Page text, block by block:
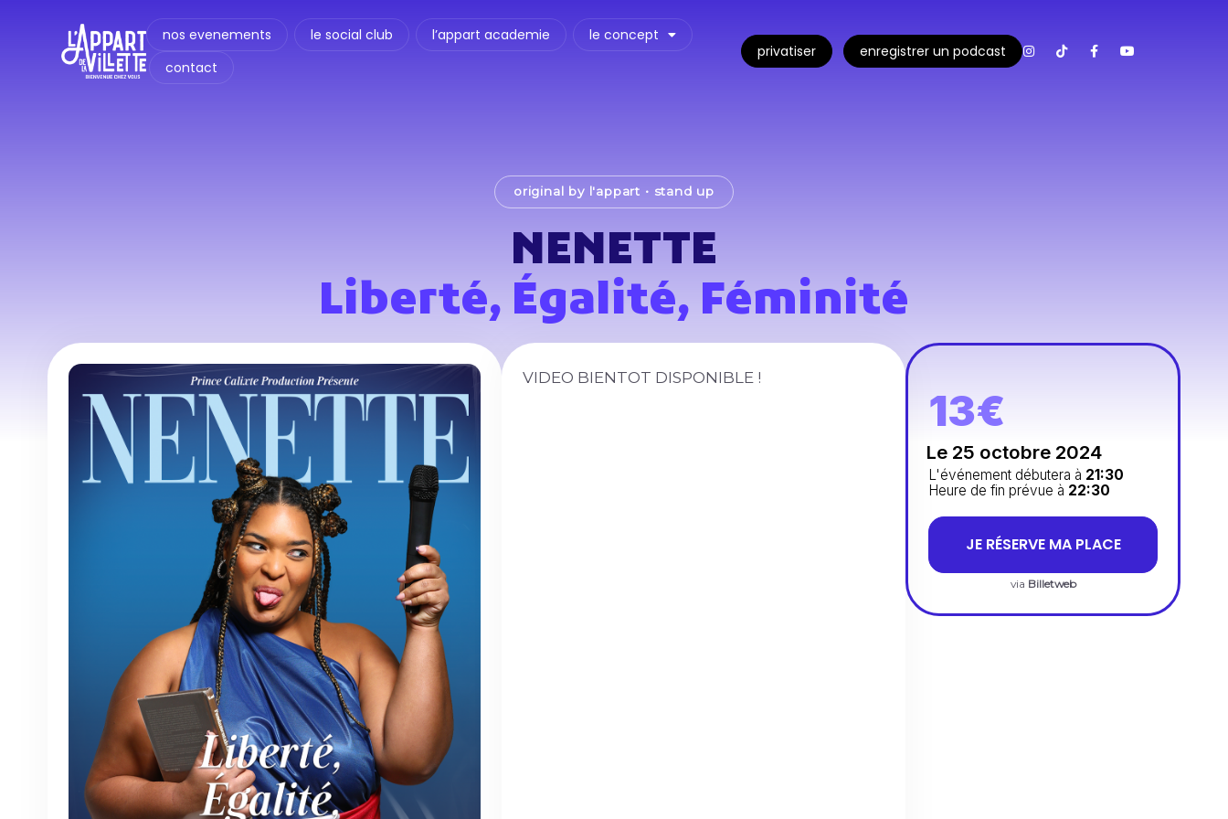
nos evenements le social club l’appart academie
le concept
contact
privatiser enregistrer un podcast
original by l'appart • stand up
NENETTE
Liberté, Égalité, Féminité
VIDEO BIENTOT DISPONIBLE !
13€
Le 25 octobre 2024
L'événement débutera à 21:30
Heure de fin prévue à 22:30
JE RÉSERVE MA PLACE
via Billetweb